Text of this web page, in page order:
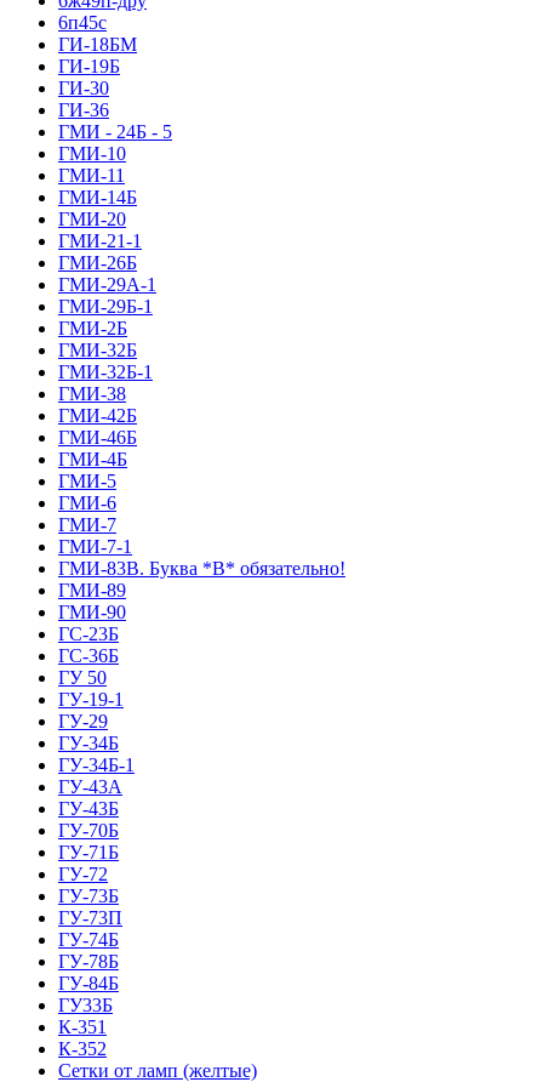
6п45с
ГИ-18БМ
ГИ-19Б
ГИ-30
ГИ-36
ГМИ - 24Б - 5
ГМИ-10
ГМИ-11
ГМИ-14Б
ГМИ-20
ГМИ-21-1
ГМИ-26Б
ГМИ-29А-1
ГМИ-29Б-1
ГМИ-2Б
ГМИ-32Б
ГМИ-32Б-1
ГМИ-38
ГМИ-42Б
ГМИ-46Б
ГМИ-4Б
ГМИ-5
ГМИ-6
ГМИ-7
ГМИ-7-1
ГМИ-83В. Буква *В* обязательно!
ГМИ-89
ГМИ-90
ГС-23Б
ГС-36Б
ГУ 50
ГУ-19-1
ГУ-29
ГУ-34Б
ГУ-34Б-1
ГУ-43А
ГУ-43Б
ГУ-70Б
ГУ-71Б
ГУ-72
ГУ-73Б
ГУ-73П
ГУ-74Б
ГУ-78Б
ГУ-84Б
ГУ33Б
К-351
К-352
Сетки от ламп (желтые)